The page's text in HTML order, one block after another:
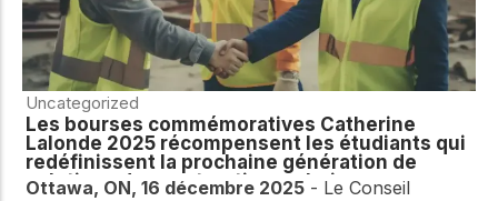
Uncategorized
Les bourses commémoratives Catherine
Lalonde 2025 récompensent les étudiants qui
redéfinissent la prochaine génération de
solutions de construction en bois
Ottawa, ON, 16 décembre 2025 - Le Conseil